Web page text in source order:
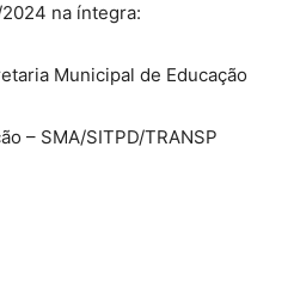
na íntegra:
Municipal de Educação
– SMA/SITPD/TRANSP